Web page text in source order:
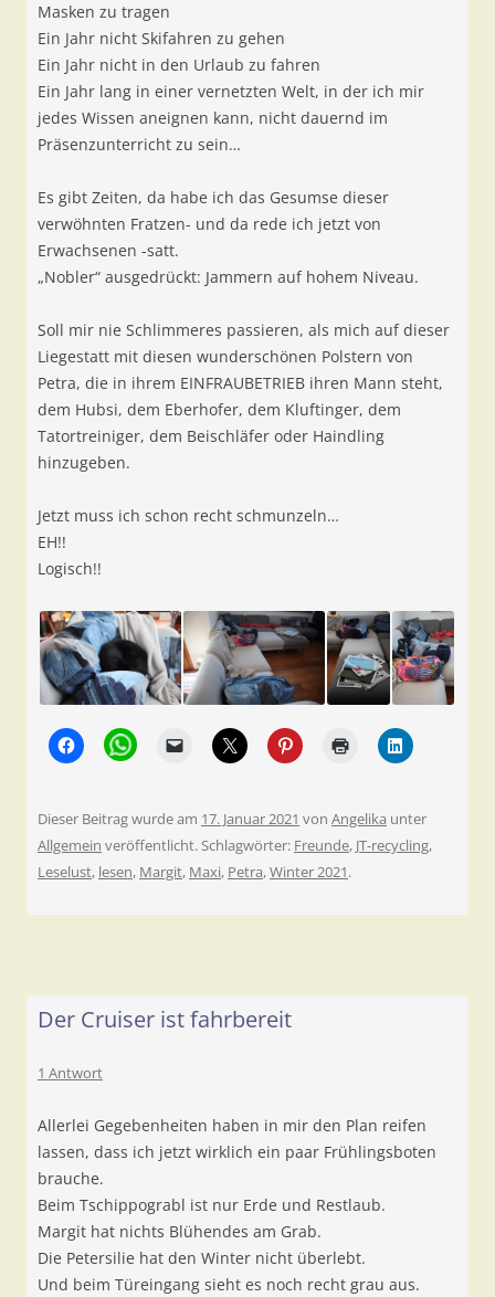
Masken zu tragen
Ein Jahr nicht Skifahren zu gehen
Ein Jahr nicht in den Urlaub zu fahren
Ein Jahr lang in einer vernetzten Welt, in der ich mir
jedes Wissen aneignen kann, nicht dauernd im
Präsenzunterricht zu sein…
Es gibt Zeiten, da habe ich das Gesumse dieser
verwöhnten Fratzen- und da rede ich jetzt von
Erwachsenen -satt.
„Nobler“ ausgedrückt: Jammern auf hohem Niveau.
Soll mir nie Schlimmeres passieren, als mich auf dieser
Liegestatt mit diesen wunderschönen Polstern von
Petra, die in ihrem EINFRAUBETRIEB ihren Mann steht,
dem Hubsi, dem Eberhofer, dem Kluftinger, dem
Tatortreiniger, dem Beischläfer oder Haindling
hinzugeben.
Jetzt muss ich schon recht schmunzeln…
EH!!
Logisch!!
Dieser Beitrag wurde am 17. Januar 2021 von Angelika unter
Allgemein veröffentlicht. Schlagwörter: Freunde, JT-recycling,
Leselust, lesen, Margit, Maxi, Petra,Winter 2021.
Der Cruiser ist fahrbereit
1 Antwort
Allerlei Gegebenheiten haben in mir den Plan reifen
lassen, dass ich jetzt wirklich ein paar Frühlingsboten
brauche.
Beim Tschippograbl ist nur Erde und Restlaub.
Margit hat nichts Blühendes am Grab.
Die Petersilie hat den Winter nicht überlebt.
Und beim Türeingang sieht es noch recht grau aus.